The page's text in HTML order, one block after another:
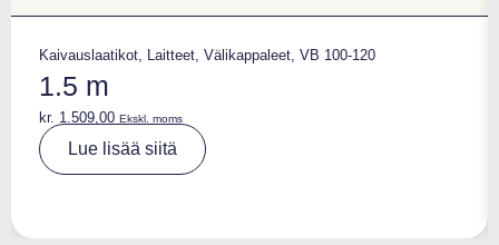
Kaivauslaatikot, Laitteet, Välikappaleet, VB 100-120
1.5 m
kr. 1.509,00 Ekskl. moms
Lue lisää siitä